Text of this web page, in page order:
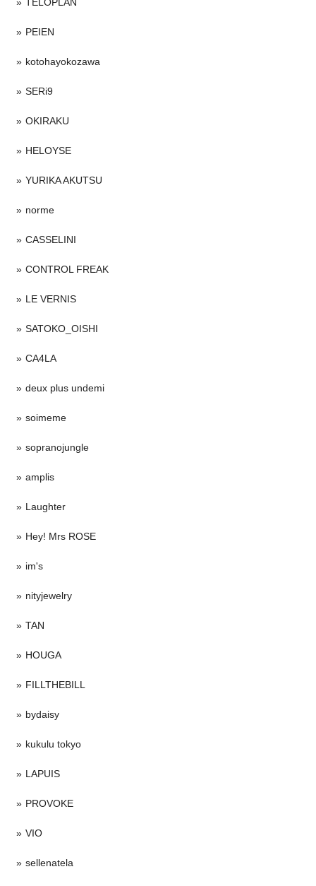
PEIEN
kotohayokozawa
SERi9
OKIRAKU
HELOYSE
YURIKA AKUTSU
norme
CASSELINI
CONTROL FREAK
LE VERNIS
SATOKO_OISHI
CA4LA
deux plus undemi
soimeme
sopranojungle
amplis
Laughter
Hey! Mrs ROSE
im's
nityjewelry
TAN
HOUGA
FILLTHEBILL
bydaisy
kukulu tokyo
LAPUIS
PROVOKE
VIO
sellenatela